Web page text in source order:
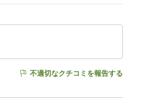
不適切なクチコミを報告する